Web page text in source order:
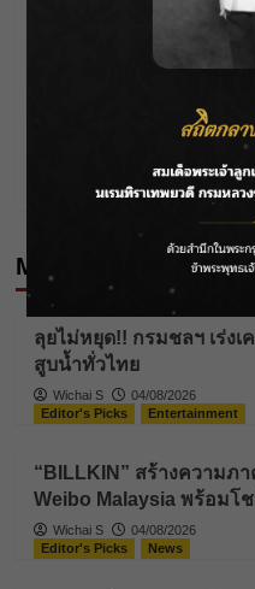
navigation
จากสายพระเนตรสู่ความยั่
เพียง 908 โมเดลความสำ
ชีวิตชุมชนอีสาน
124 ปี กรมชลฯ ชู
More Stories
Editor's Picks
ลุยไม่หยุด!! กรมชลฯ เร่งเ
สูบน้ำทั่วไทย
Wichai S
04/08/2026
Editor's Picks
Entertainment
“BILLKIN” สร้างความภ
Weibo Malaysia พร้อมโ
Wichai S
04/08/2026
Editor's Picks
News